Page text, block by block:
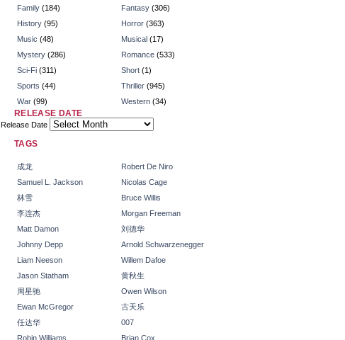
Family (184) Fantasy (306)
History (95) Horror (363)
Music (48) Musical (17)
Mystery (286) Romance (533)
Sci-Fi (311) Short (1)
Sports (44) Thriller (945)
War (99) Western (34)
RELEASE DATE
Release Date
TAGS
成龙
Robert De Niro
Samuel L. Jackson
Nicolas Cage
林雪
Bruce Willis
李连杰
Morgan Freeman
Matt Damon
刘德华
Johnny Depp
Arnold Schwarzenegger
Liam Neeson
Willem Dafoe
Jason Statham
黄秋生
周星驰
Owen Wilson
Ewan McGregor
古天乐
任达华
007
Robin Williams
Brian Cox